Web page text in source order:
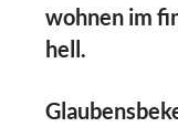
wohnen im
hell.